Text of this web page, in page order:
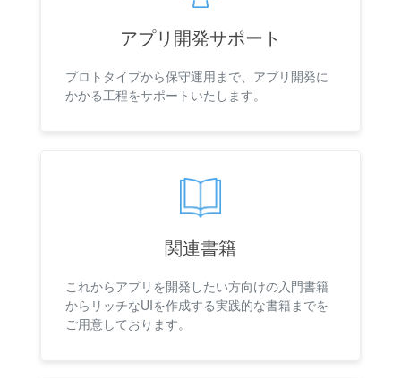
アプリ開発サポート
プロトタイプから保守運用まで、アプリ開発に
かかる工程をサポートいたします。
関連書籍
これからアプリを開発したい方向けの入門書籍
からリッチなUIを作成する実践的な書籍までを
ご用意しております。